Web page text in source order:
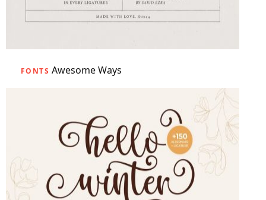
FONTS Awesome Ways